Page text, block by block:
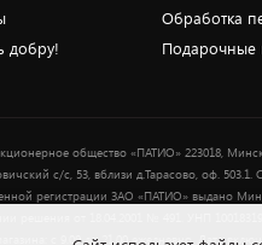
добру!
Обработка
Подарочные
общество «ПАТИО» 223018,
с/с, 53, вблизи д.Тарасово, оф. 503.1.
регистрации ЗАО «ПАТИО» выдано
с 9.00 до 21.00 ежедневно. Дата